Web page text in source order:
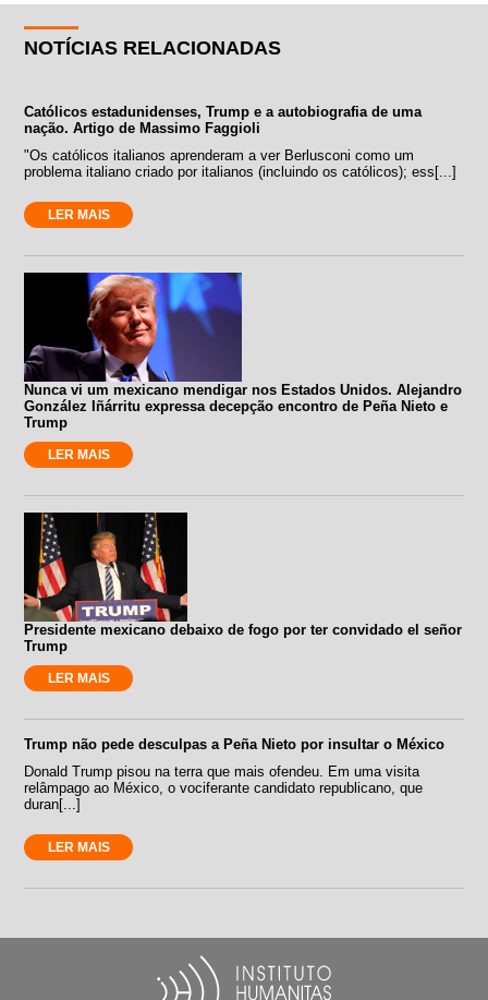
NOTÍCIAS RELACIONADAS
Católicos estadunidenses, Trump e a autobiografia de uma
nação. Artigo de Massimo Faggioli
"Os católicos italianos aprenderam a ver Berlusconi como um
problema italiano criado por italianos (incluindo os católicos); ess[...]
LER MAIS
Nunca vi um mexicano mendigar nos Estados Unidos. Alejandro
González Iñárritu expressa decepção encontro de Peña Nieto e
Trump
LER MAIS
Presidente mexicano debaixo de fogo por ter convidado el señor
Trump
LER MAIS
Trump não pede desculpas a Peña Nieto por insultar o México
Donald Trump pisou na terra que mais ofendeu. Em uma visita
relâmpago ao México, o vociferante candidato republicano, que
duran[...]
LER MAIS